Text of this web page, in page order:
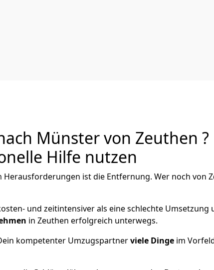
Münster von Zeuthen
Hilfe nutzen
Herausforderungen ist die Entfernung. Wer noch von
und zeitintensiver als eine schlechte
in Zeuthen erfolgreich unterwegs.
kompetenter Umzugspartnerviele Dinge im